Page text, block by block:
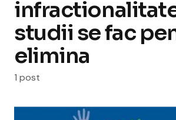
studii se fac
elimina
1 post